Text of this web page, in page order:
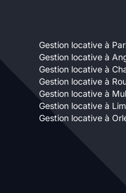
Local à vélo
Disponible à partir
Gestion locative à
Gestion locative à
Gestion locative à
Gestion locative à
Gestion locative à
Gestion locative à
Gestion locative à